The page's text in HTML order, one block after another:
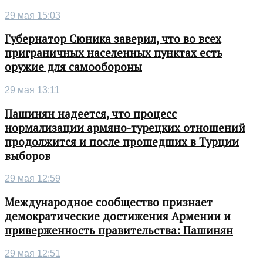
29 мая 15:03
Губернатор Сюника заверил, что во всех
приграничных населенных пунктах есть
оружие для самообороны
29 мая 13:11
Пашинян надеется, что процесс
нормализации армяно-турецких отношений
продолжится и после прошедших в Турции
выборов
29 мая 12:59
Международное сообщество признает
демократические достижения Армении и
приверженность правительства: Пашинян
29 мая 12:51